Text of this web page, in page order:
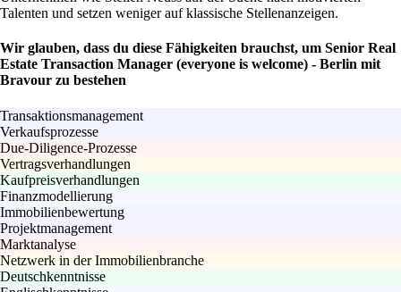
Talenten und setzen weniger auf klassische Stellenanzeigen.
Wir glauben, dass du diese Fähigkeiten brauchst, um Senior Real
Estate Transaction Manager (everyone is welcome) - Berlin mit
Bravour zu bestehen
Transaktionsmanagement
Verkaufsprozesse
Due-Diligence-Prozesse
Vertragsverhandlungen
Kaufpreisverhandlungen
Finanzmodellierung
Immobilienbewertung
Projektmanagement
Marktanalyse
Netzwerk in der Immobilienbranche
Deutschkenntnisse